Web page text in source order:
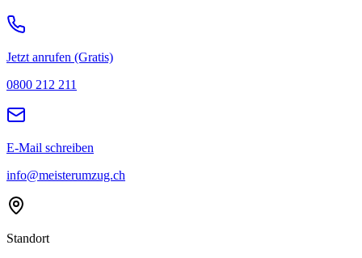
Jetzt anrufen (Gratis)
0800 212 211
E-Mail schreiben
info@meisterumzug.ch
Standort